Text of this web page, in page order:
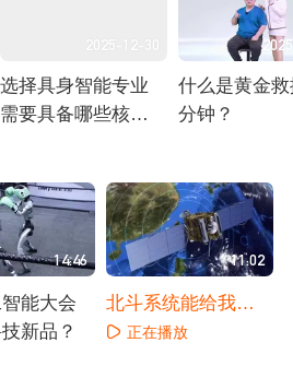
2025-12-30
选择具身智能专业
需要具备哪些核心
什么是黄金救
分钟？
14:46
能大会
新品？
11:02
北斗系统能给我们
带来什么？
正在播放